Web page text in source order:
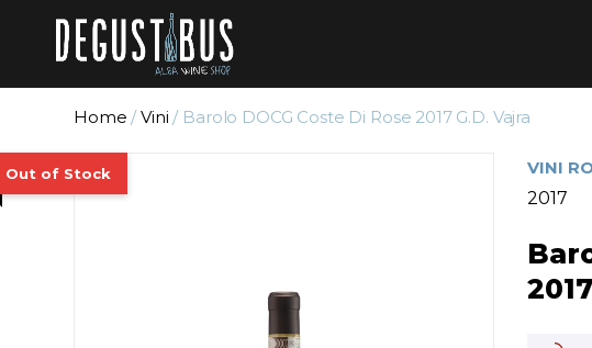
Home /Vini / Barolo DOCG Coste Di Rose 2017 G.D. Vajra
VINI
2017